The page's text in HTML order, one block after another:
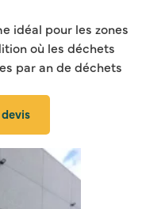
idéal pour les zones
où les déchets
par an de déchets